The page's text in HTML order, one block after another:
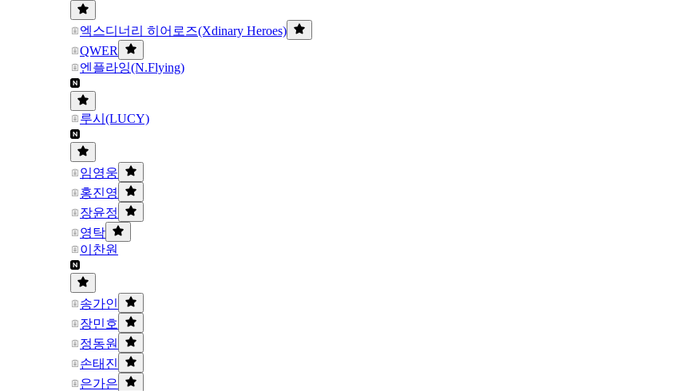
엑스디너리 히어로즈(Xdinary Heroes)
QWER
엔플라잉(N.Flying)
루시(LUCY)
임영웅
홍진영
장윤정
영탁
이찬원
송가인
장민호
정동원
손태진
은가은